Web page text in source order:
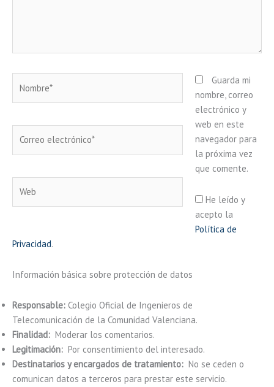
electrónico*
Guarda mi
nombre, correo
electrónico y
web en este
navegador para
la próxima vez
que comente.
He leído y
acepto la
Política de
Privacidad.
Información básica sobre protección de datos
Responsable: Colegio Oficial de Ingenieros de
Telecomunicación de la Comunidad Valenciana.
Finalidad: Moderar los comentarios.
Legitimación: Por consentimiento del interesado.
Destinatarios y encargados de tratamiento: No se ceden o
comunican datos a terceros para prestar este servicio.